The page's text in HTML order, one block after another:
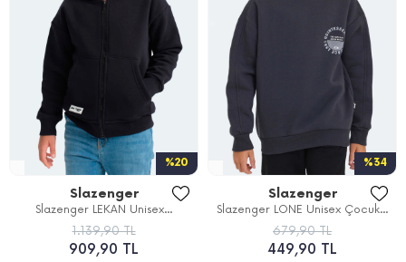
%20
Slazenger
Slazenger LEKAN Unisex...
1.139,90 TL
909,90 TL
%34
Slazenger
Slazenger LONE Unisex Çocuk...
679,90 TL
449,90 TL